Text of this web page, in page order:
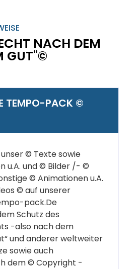
NACH DEM
GUT"©
TEMPO-PACK ©
© Texte sowie
u.A. und © Bilder /- ©
© Animationen u.A.
© auf unserer
pack.De
Schutz des
-also nach dem
und anderer weltweiter
sowie auch
dem © Copyright -